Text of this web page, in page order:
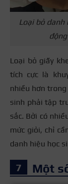
Loại bỏ
Loại bỏ giấy
tích cực là
nhiều hơn
sinh phải tập
sắc. Bởi có
mức giỏi, chỉ
danh hiệu học
Một